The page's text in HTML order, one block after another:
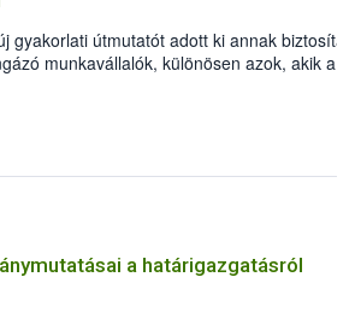
gyakorlati útmutatót adott ki annak
munkavállalók, különösen azok, akik a
megfékezésében kulcsfontosságú
eljuthassanak munkahelyükre.
a határigazgatásról